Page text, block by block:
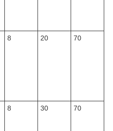
8 20 70
8 30 70